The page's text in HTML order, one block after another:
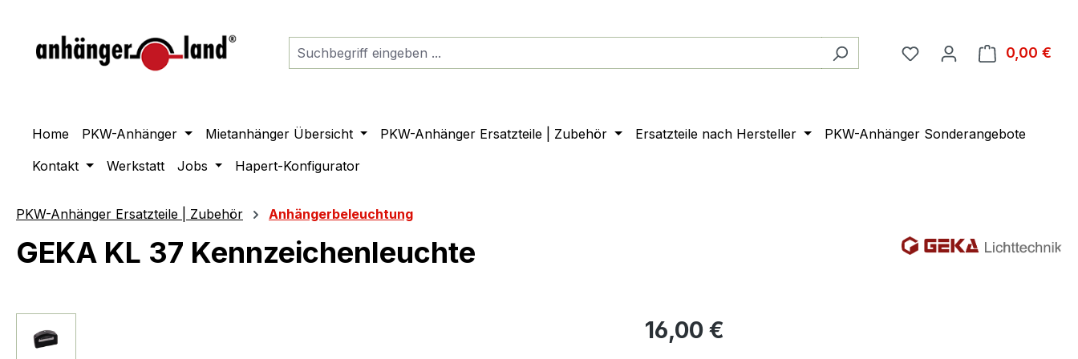
0,00 €
Home PKW-Anhänger Mietanhänger Übersicht PKW-Anhänger Ersatzteile | Zubehör Ersatzteile nach Hersteller
PKW-Anhänger Sonderangebote
Kontakt
Werkstatt Jobs Hapert-Konfigurator
PKW-Anhänger Ersatzteile | Zubehör Anhängerbeleuchtung
GEKA KL 37 Kennzeichenleuchte
16,00 €